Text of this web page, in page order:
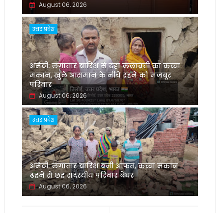
August 06, 2026
उत्तर प्रदेश
अमेठी: लगातार बारिश से ढहा कलावती का कच्चा
मकान, खुले आसमान के नीचे रहने को मजबूर
परिवार
August 06, 2026
उत्तर प्रदेश
अमेठी: लगातार बारिश बनी आफत, कच्चा मकान
ढहने से छह सदस्यीय परिवार बेघर
August 06, 2026